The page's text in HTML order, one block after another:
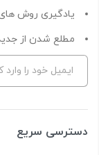
یادگیری روش
مطلع شدن از
دسترسی سریع